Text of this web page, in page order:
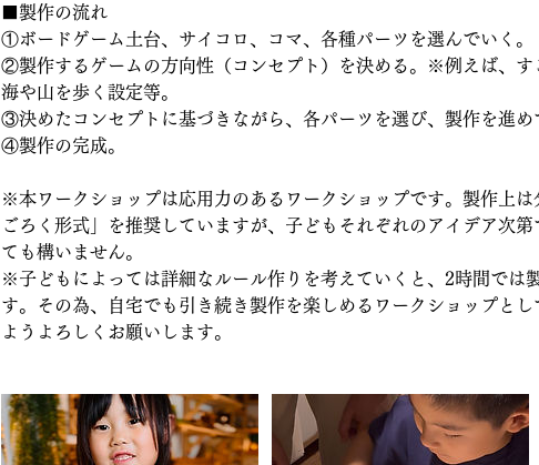
■製作の流れ
①ボードゲーム土台、サイコロ、コマ、各種パーツを選んでいく。
②製作するゲームの方向性（コンセプト）を決める。※例えば、す
海や山を歩く設定等。
③決めたコンセプトに基づきながら、各パーツを選び、製作を進め
④製作の完成。
※本ワークショップは応用力のあるワークショップです。製作上
ごろく形式」を推奨していますが、子どもそれぞれのアイデア次
ても構いません。
※子どもによっては詳細なルール作りを考えていくと、2時間では
す。その為、自宅でも引き続き製作を楽しめるワークショップと
ようよろしくお願いします。